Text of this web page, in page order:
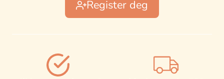
Register deg